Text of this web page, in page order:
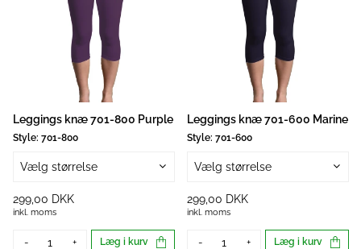
Leggings knæ 701-800 Purple
Style: 701-800
Vælg størrelse
299,00 DKK
inkl. moms
- + Læg i kurv
Leggings knæ 701-600 Marine
Style: 701-600
Vælg størrelse
299,00 DKK
inkl. moms
- + Læg i kurv